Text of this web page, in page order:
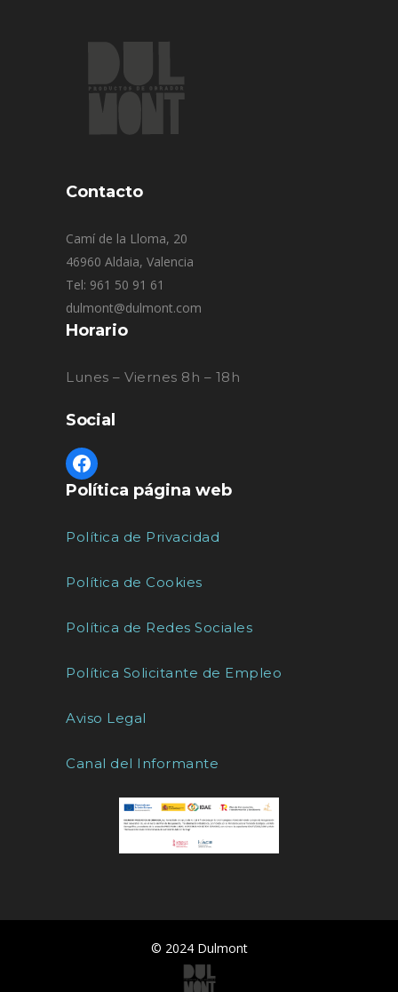
Contacto
Camí de la Lloma, 20
46960 Aldaia, Valencia
Tel: 961 50 91 61
dulmont@dulmont.com
Horario
Lunes – Viernes 8h – 18h
Social
Política página web
Política de Privacidad
Política de Cookies
Política de Redes Sociales
Política Solicitante de Empleo
Aviso Legal
Canal del Informante
© 2024 Dulmont